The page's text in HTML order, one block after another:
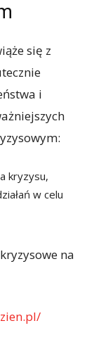
się z
i
kryzysu,
w celu
na